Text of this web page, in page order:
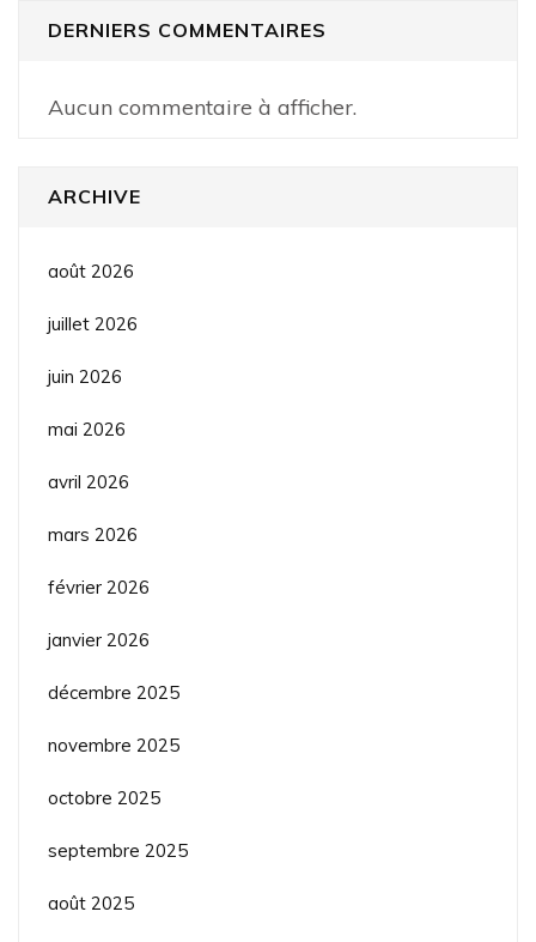
DERNIERS COMMENTAIRES
Aucun commentaire à afficher.
ARCHIVE
août 2026
juillet 2026
juin 2026
mai 2026
avril 2026
mars 2026
février 2026
janvier 2026
décembre 2025
novembre 2025
octobre 2025
septembre 2025
août 2025